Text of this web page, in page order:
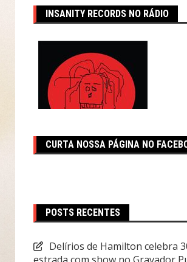
INSANITY RECORDS NO RÁDIO
CURTA NOSSA PÁGINA NO
POSTS RECENTES
Delírios de Hamilton celebra